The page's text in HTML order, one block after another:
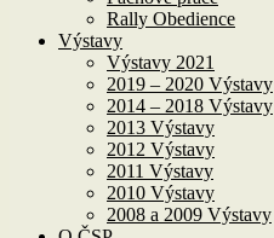
Rally Obedience
Výstavy
Výstavy 2021
2019 – 2020 Výstavy
2014 – 2018 Výstavy
2013 Výstavy
2012 Výstavy
2011 Výstavy
2010 Výstavy
2008 a 2009 Výstavy